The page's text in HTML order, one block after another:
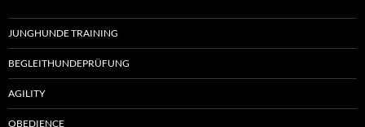
JUNGHUNDE TRAINING
BEGLEITHUNDEPRÜFUNG
AGILITY
OBEDIENCE